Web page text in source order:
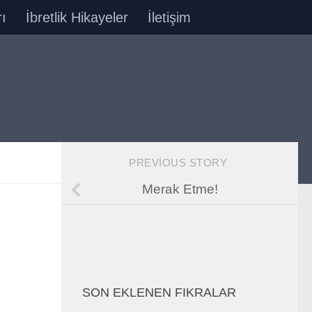
İbretlik Hikayeler İletişim
PREVIOUS STORY
Merak Etme!
SON EKLENEN FIKRALAR